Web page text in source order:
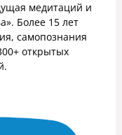
медитаций и
Более 15 лет
самопознания
открытых